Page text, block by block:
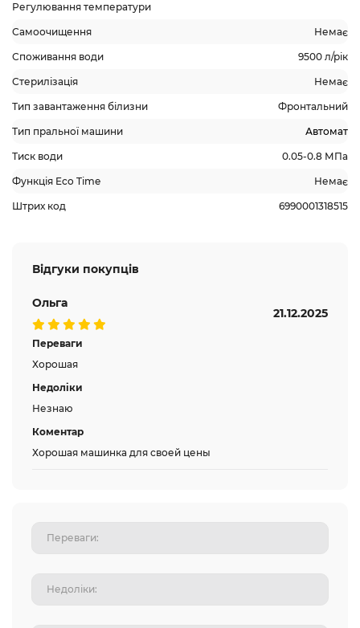
Регулювання температури
Самоочищення Немає
Споживання води 9500 л/рік
Стерилізація Немає
Тип завантаження білизни Фронтальний
Тип пральної машини Автомат
Тиск води 0.05-0.8 МПа
Функція Eco Time Немає
Штрих код 6990001318515
Відгуки покупців
Ольга
21.12.2025
Переваги
Хорошая
Недоліки
Незнаю
Коментар
Хорошая машинка для своей цены